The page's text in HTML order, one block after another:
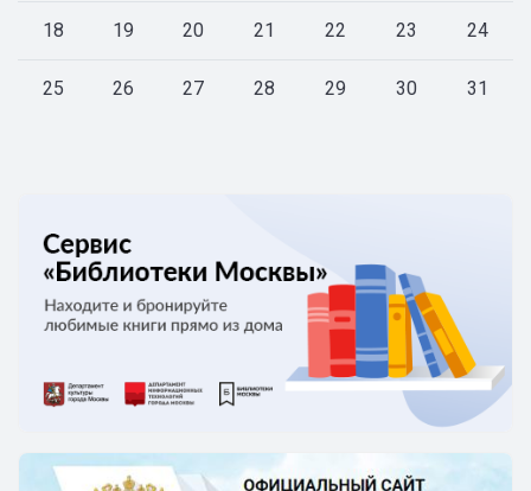
18 19 20 21 22 23 24
25 26 27 28 29 30 31